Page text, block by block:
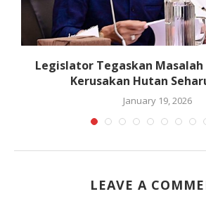
Legislator Tegaskan
Kerusakan Hutan
January 19, 2026
LEAVE A